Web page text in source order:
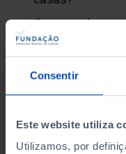
Consentir
Este website utiliza
Utilizamos, por
O que podemos
internacional
Que estratégias
garantir casas
contribuir para um
da evolução do